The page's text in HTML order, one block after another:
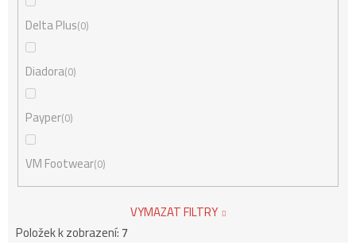
Delta Plus 0
Diadora 0
Payper 0
VM Footwear 0
VYMAZAT FILTRY
Položek k zobrazení:7